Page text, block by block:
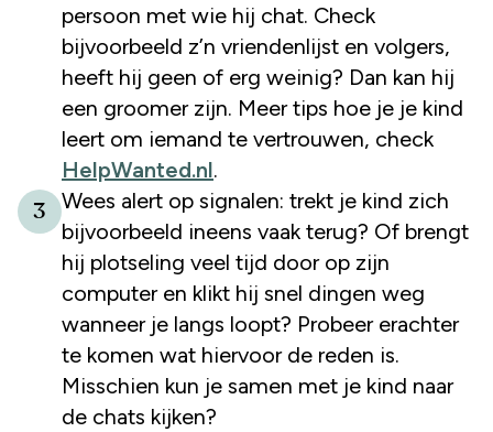
persoon met wie hij chat. Check
bijvoorbeeld z’n vriendenlijst en volgers,
heeft hij geen of erg weinig? Dan kan hij
een groomer zijn. Meer tips hoe je je kind
leert om iemand te vertrouwen, check
HelpWanted.nl.
3
Wees alert op signalen: trekt je kind zich
bijvoorbeeld ineens vaak terug? Of brengt
hij plotseling veel tijd door op zijn
computer en klikt hij snel dingen weg
wanneer je langs loopt? Probeer erachter
te komen wat hiervoor de reden is.
Misschien kun je samen met je kind naar
de chats kijken?